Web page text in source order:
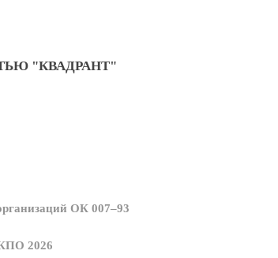
"КВАДРАНТ"
ОК 007–93
2026